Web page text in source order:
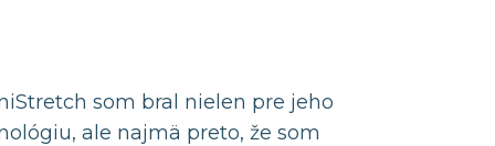
som bral nielen pre jeho
ale najmä preto, že som